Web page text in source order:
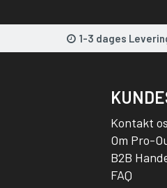
1-3 dages
Kontakt os
Om Pro-
B2B
FAQ